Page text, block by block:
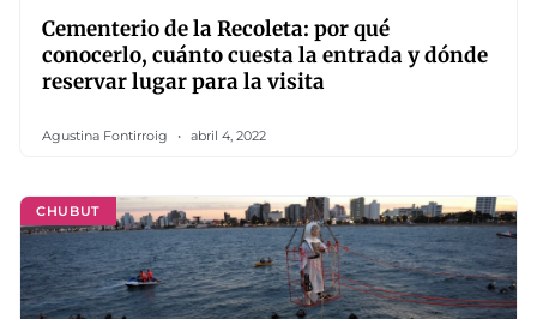
Cementerio de la Recoleta: por qué
conocerlo, cuánto cuesta la entrada y dónde
reservar lugar para la visita
Agustina Fontirroig abril 4, 2022
CHUBUT